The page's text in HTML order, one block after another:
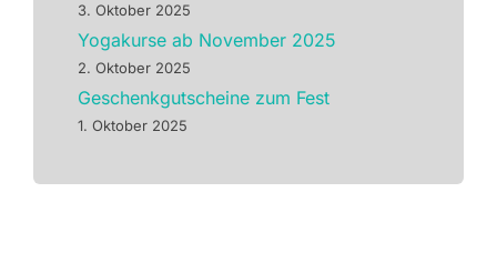
3. Oktober 2025
Yogakurse ab November 2025
2. Oktober 2025
Geschenkgutscheine zum Fest
1. Oktober 2025